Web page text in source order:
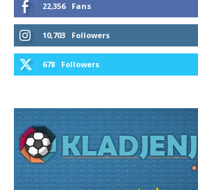
22,356 Fans
10,703 Followers
678 Followers